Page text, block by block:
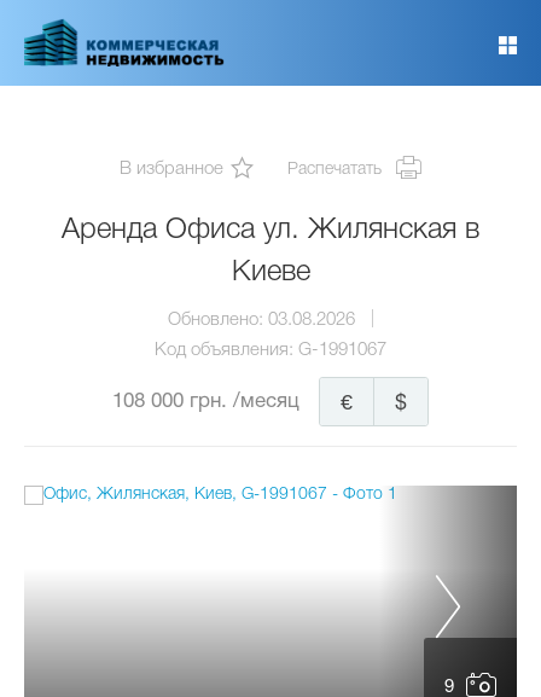
основному
В избранное Распечатать
Аренда Офиса ул. Жилянская в
Киеве
Обновлено: 03.08.2026
Код объявления: G-1991067
108 000 грн. /месяц $
€
9